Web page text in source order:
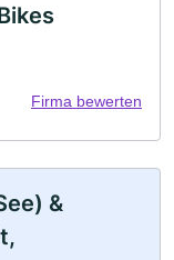
Firma bewerten
&